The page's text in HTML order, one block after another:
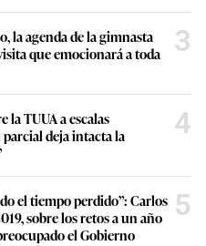
la agenda de la gimnasta
que emocionará a toda
3
la TUUA a escalas
deja intacta la
4
el tiempo perdido”: Carlos
sobre los retos a un año
el Gobierno
5